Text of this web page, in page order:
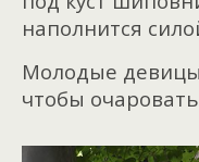
наполнится
Молодые
чтобы